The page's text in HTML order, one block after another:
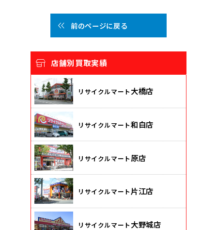
前のページに戻る
店舗別買取実績
リサイクルマート 大橋店
リサイクルマート和白店
リサイクルマート 原店
リサイクルマート片江店
リサイクルマート 大野城店